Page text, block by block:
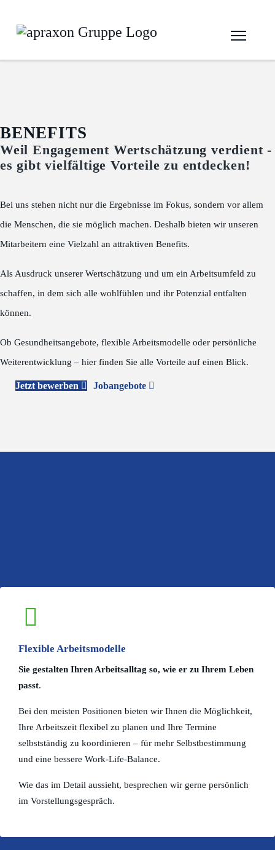
BENEFITS
Weil Engagement Wertschätzung verdient -
es gibt vielfältige Vorteile zu entdecken!
Bei uns stehen nicht nur die Ergebnisse im Fokus, sondern vor allem
die Menschen, die sie möglich machen. Deshalb bieten wir unseren
Mitarbeitern eine Vielzahl an attraktiven Benefits.
Als Ausdruck unserer Wertschätzung und um ein Arbeitsumfeld zu
schaffen, in dem sich alle wohlfühlen und ihr Potenzial entfalten
können.
Ob Gesundheitsangebote, flexible Arbeitsmodelle oder persönliche
Weiterentwicklung – hier finden Sie alle Vorteile auf einen Blick.
Jetzt bewerben Jobangebote
Flexible Arbeitsmodelle
Sie gestalten Ihren Arbeitsalltag so, wie er zu Ihrem Leben
passt.
Bei den meisten Positionen bieten wir Ihnen die Möglichkeit,
Ihre Arbeitszeit flexibel zu planen und Ihre Termine
selbstständig zu koordinieren – für mehr Selbstbestimmung
und eine bessere Work-Life-Balance.
Wie das im Detail aussieht, besprechen wir gerne persönlich
im Vorstellungsgespräch.